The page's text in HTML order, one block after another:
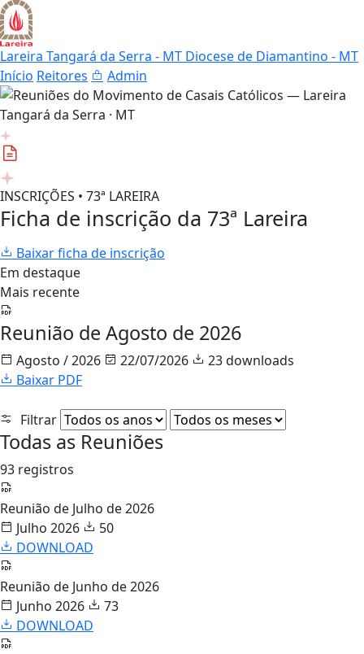
Lareira Tangará da Serra - MT Diocese de Diamantino - MT
Início Reitores Admin
INSCRIÇÕES • 73ª LAREIRA
Ficha de inscrição da 73ª Lareira
Baixar ficha de inscrição
Em destaque
Mais recente
Reunião de Agosto de 2026
Agosto / 2026 22/07/2026
23 downloads
Baixar PDF
Filtrar
Todas as Reuniões
93 registros
Reunião de Julho de 2026
Julho 2026
50
DOWNLOAD
Reunião de Junho de 2026
Junho 2026
73
DOWNLOAD